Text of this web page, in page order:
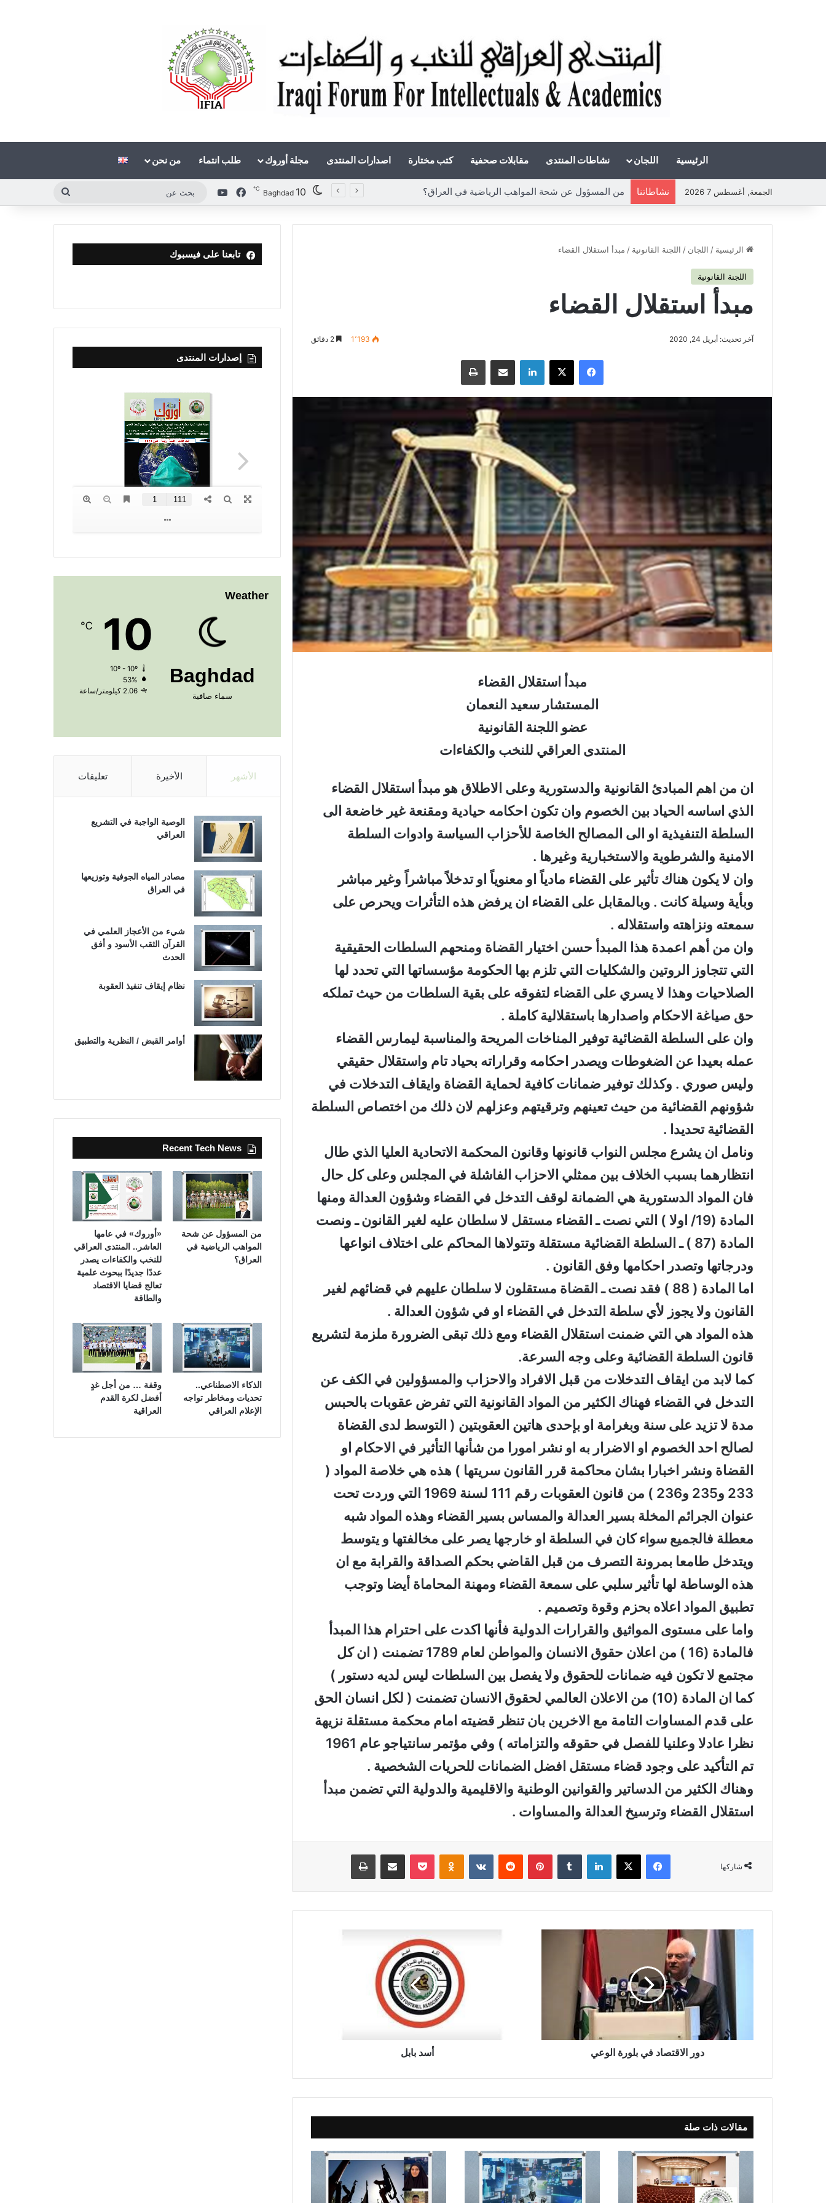
الرئيسية اللجان نشاطات المنتدى مقابلات صحفية كتب مختارة اصدارات المنتدى مجلة أوروك طلب انتماء من نحن
الجمعة, أغسطس 7 2026 نشاطاتنا Baghdad 10
℃ فيسبوك‫YouTube
الرئيسية / اللجان / اللجنة القانونية / مبدأ استقلال القضاء
اللجنة القانونية
مبدأ استقلال القضاء
آخر تحديث: أبريل 24, 2020 1٬193
فيسبوك لينكدإن
مبدأ استقلال القضاء
المستشار سعيد النعمان
عضو اللجنة القانونية
المنتدى العراقي للنخب والكفاءات
ان من اهم المبادئ القانونية والدستورية وعلى الاطلاق هو مبدأ استقلال القضاء
الذي اساسه الحياد بين الخصوم وان تكون احكامه حيادية ومقنعة غير خاضعة الى
السلطة التنفيذية او الى المصالح الخاصة للأحزاب السياسة وادوات السلطة
الامنية والشرطوية والاستخبارية وغيرها .
وان لا يكون هناك تأثير على القضاء مادياً او معنوياً او تدخلاً مباشراً وغير مباشر
وبأية وسيلة كانت . وبالمقابل على القضاء ان يرفض هذه التأثرات ويحرص على
سمعته ونزاهته واستقلاله .
وان من أهم اعمدة هذا المبدأ حسن اختيار القضاة ومنحهم السلطات الحقيقية
التي تتجاوز الروتين والشكليات التي تلزم بها الحكومة مؤسساتها التي تحدد لها
الصلاحيات وهذا لا يسري على القضاء لتفوقه على بقية السلطات من حيث تملكه
حق صياغة الاحكام واصدارها باستقلالية كاملة .
وان على السلطة القضائية توفير المناخات المريحة والمناسبة ليمارس القضاء
عمله بعيدا عن الضغوطات ويصدر احكامه وقراراته بحياد تام واستقلال حقيقي
وليس صوري . وكذلك توفير ضمانات كافية لحماية القضاة وايقاف التدخلات في
شؤونهم القضائية من حيث تعينهم وترقيتهم وعزلهم لان ذلك من اختصاص السلطة
القضائية تحديدا .
ونامل ان يشرع مجلس النواب قانونها وقانون المحكمة الاتحادية العليا الذي طال
انتظارهما بسبب الخلاف بين ممثلي الاحزاب الفاشلة في المجلس وعلى كل حال
فان المواد الدستورية هي الضمانة لوقف التدخل في القضاء وشؤون العدالة ومنها
المادة (19/ اولا ) التي نصت ـ القضاء مستقل لا سلطان عليه لغير القانون ـ ونصت
المادة (87 ) ـ السلطة القضائية مستقلة وتتولاها المحاكم على اختلاف انواعها
ودرجاتها وتصدر احكامها وفق القانون .
اما المادة ( 88 ) فقد نصت ـ القضاة مستقلون لا سلطان عليهم في قضائهم لغير
القانون ولا يجوز لأي سلطة التدخل في القضاء او في شؤون العدالة .
هذه المواد هي التي ضمنت استقلال القضاء ومع ذلك تبقى الضرورة ملزمة لتشريع
قانون السلطة القضائية وعلى وجه السرعة.
كما لابد من ايقاف التدخلات من قبل الافراد والاحزاب والمسؤولين في الكف عن
التدخل في القضاء فهناك الكثير من المواد القانونية التي تفرض عقوبات بالحبس
مدة لا تزيد على سنة وبغرامة او بإحدى هاتين العقوبتين ( التوسط لدى القضاة
لصالح احد الخصوم او الاضرار به او نشر امورا من شأنها التأثير في الاحكام او
القضاة ونشر اخبارا بشان محاكمة قرر القانون سريتها ) هذه هي خلاصة المواد (
233 و235 و236 ) من قانون العقوبات رقم 111 لسنة 1969 التي وردت تحت
عنوان الجرائم المخلة بسير العدالة والمساس بسير القضاء وهذه المواد شبه
معطلة فالجميع سواء كان في السلطة او خارجها يصر على مخالفتها و يتوسط
ويتدخل طامعا بمرونة التصرف من قبل القاضي بحكم الصداقة والقرابة مع ان
هذه الوساطة لها تأثير سلبي على سمعة القضاء ومهنة المحاماة أيضا وتوجب
تطبيق المواد اعلاه بحزم وقوة وتصميم .
واما على مستوى المواثيق والقرارات الدولية فأنها اكدت على احترام هذا المبدأ
فالمادة (16 ) من اعلان حقوق الانسان والمواطن لعام 1789 تضمنت ( ان كل
مجتمع لا تكون فيه ضمانات للحقوق ولا يفصل بين السلطات ليس لديه دستور )
كما ان المادة (10) من الاعلان العالمي لحقوق الانسان تضمنت ( لكل انسان الحق
على قدم المساوات التامة مع الاخرين بان تنظر قضيته امام محكمة مستقلة نزيهة
نظرا عادلا وعلنيا للفصل في حقوقه والتزاماته ) وفي مؤتمر سانتياجو عام 1961
تم التأكيد على وجود قضاء مستقل افضل الضمانات للحريات الشخصية .
وهناك الكثير من الدساتير والقوانين الوطنية والاقليمية والدولية التي تضمن مبدأ
استقلال القضاء وترسيخ العدالة والمساوات .
شاركها
فيسبوك ‫X لينكدإن بينتيريست ‏VKontakte
ص
ف
ل
دور الاقتصاد في بلورة الوعي أسد بابل
مقالات ذات صلة
تابعنا على فيسبوك
إصدارات المنتدى
Weather
Baghdad
سماء صافية
10
℃
10º - 10º
53%
2.06 كيلومتر/ساعة
الأشهر الأخيرة تعليقات
الوصية الواجبة في التشريع
العراقي
مصادر المياه الجوفية وتوزيعها
في العراق
شيء من الأعجاز العلمي في
القرآن الثقب الأسود و أفق
الحدث
نظام إيقاف تنفيذ العقوبة
أوامر القبض / النظرية والتطبيق
Recent Tech News
من المسؤول عن شحة
المواهب الرياضية في
العراق؟
«أوروك» في عامها
العاشر.. المنتدى العراقي
للنخب والكفاءات يصدر
عددًا جديدًا ببحوث علمية
تعالج قضايا الاقتصاد
والطاقة
الذكاء الاصطناعي..
تحديات ومخاطر تواجه
الإعلام العراقي
وقفة … من أجل غدٍ
أفضل لكرة القدم
العراقية